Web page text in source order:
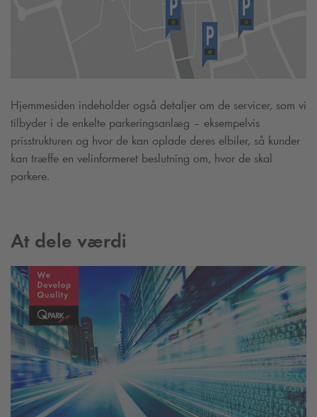
Hjemmesiden indeholder også detaljer om de servicer, som vi
tilbyder i de enkelte parkeringsanlæg – eksempelvis
prisstrukturen og hvor de kan oplade deres elbiler, så kunder
kan træffe en velinformeret beslutning om, hvor de skal
parkere.
At dele værdi